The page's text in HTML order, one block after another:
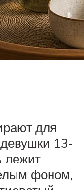
для
13-
лежит
фоном,